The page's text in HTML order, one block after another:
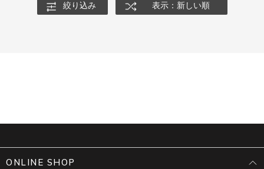
絞り込み 表示：新しい順
ONLINE SHOP